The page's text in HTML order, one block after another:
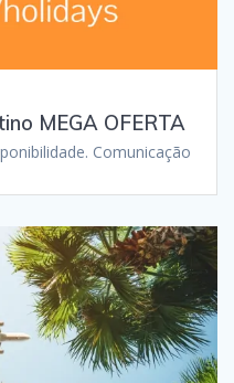
MEGA OFERTA
Comunicação